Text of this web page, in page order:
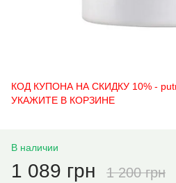
КОД КУПОНА НА СКИДКУ 10% -
УКАЖИТЕ В КОРЗИНЕ
В наличии
1 089 грн 1 200 грн